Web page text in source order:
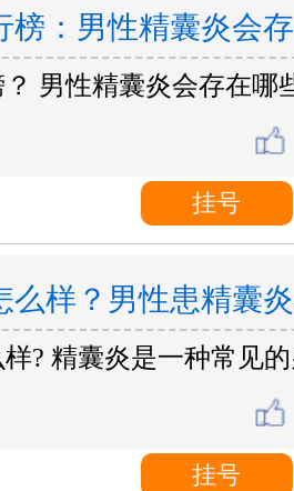
榜：男性精囊炎会
男性精囊炎会存在哪
挂号
么样？男性患精囊
? 精囊炎是一种常见
挂号